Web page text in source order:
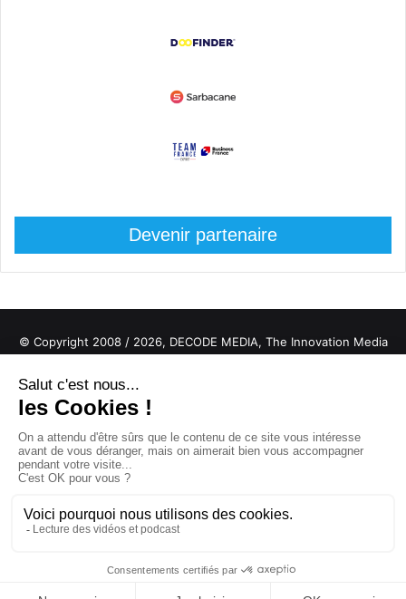
Devenir partenaire
© Copyright 2008 / 2026, DECODE MEDIA, The Innovation Media